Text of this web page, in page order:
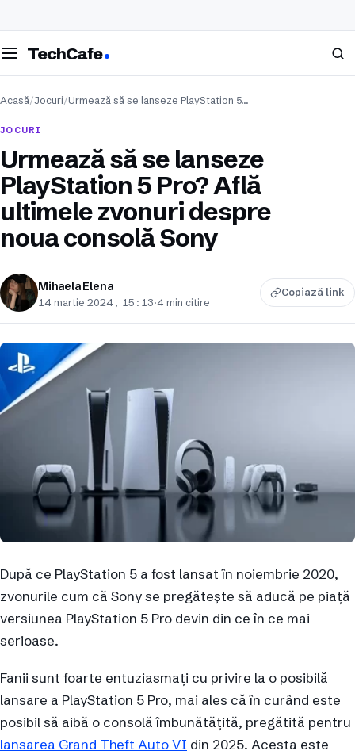
meniul
TechCafe Caută
Acasă/Jocuri/Urmează să se lanseze PlayStation 5…
JOCURI
Urmează să se lanseze
PlayStation 5 Pro? Află
ultimele zvonuri despre
noua consolă Sony
Mihaela Elena
14 martie 2024, 15:13·4 min citire
Copiază link
După ce PlayStation 5 a fost lansat în noiembrie 2020,
zvonurile cum că Sony se pregătește să aducă pe piață
versiunea PlayStation 5 Pro devin din ce în ce mai
serioase.
Fanii sunt foarte entuziasmați cu privire la o posibilă
lansare a PlayStation 5 Pro, mai ales că în curând este
posibil să aibă o consolă îmbunătățită, pregătită pentru
lansarea Grand Theft Auto VI din 2025. Acesta este